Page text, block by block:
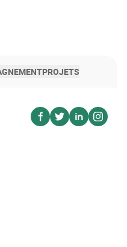
PROJETS
Voir sur facebook
Voir sur twitter
Voir sur
Voir